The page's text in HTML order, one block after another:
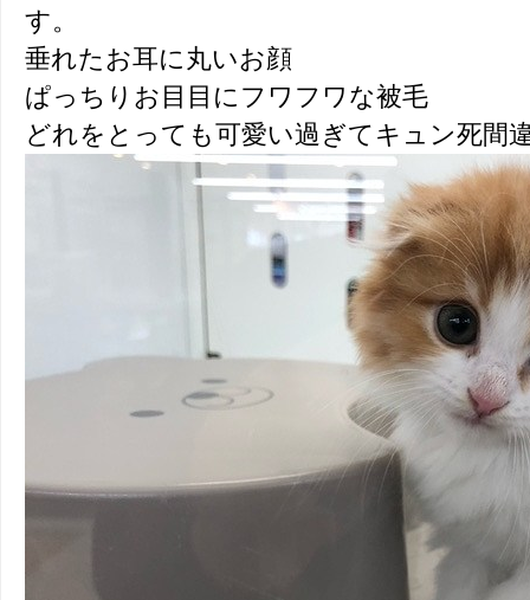
す。
垂れたお耳に丸いお顔
ぱっちりお目目にフワフワな被毛
どれをとっても可愛い過ぎてキュン死間